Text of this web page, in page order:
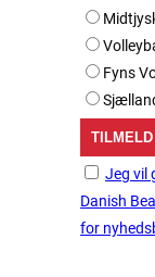
Fyns
Jeg vil
Danish
for